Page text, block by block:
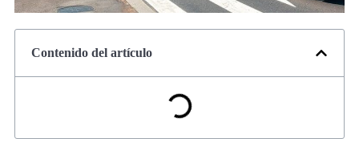
Contenido del artículo